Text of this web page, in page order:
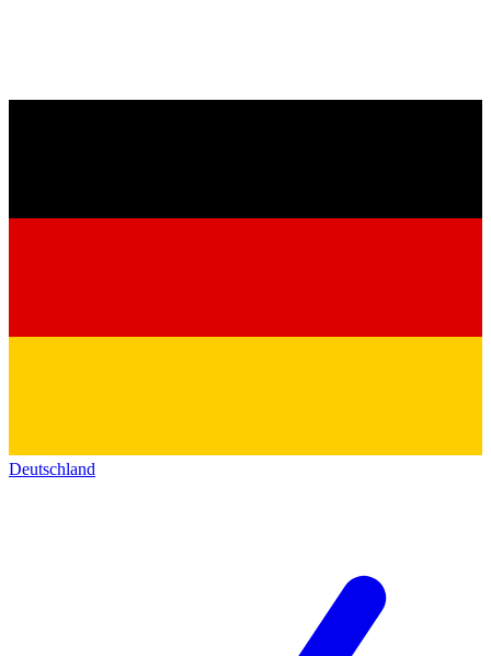
Deutschland